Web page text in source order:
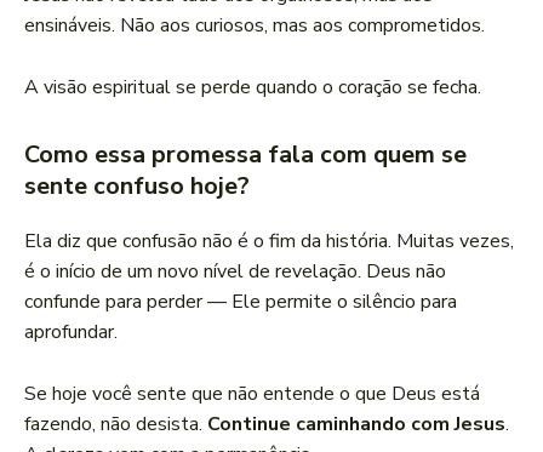
ensináveis. Não aos curiosos, mas aos comprometidos.
A visão espiritual se perde quando o coração se fecha.
Como essa promessa fala com quem se
sente confuso hoje?
Ela diz que confusão não é o fim da história. Muitas vezes,
é o início de um novo nível de revelação. Deus não
confunde para perder — Ele permite o silêncio para
aprofundar.
Se hoje você sente que não entende o que Deus está
fazendo, não desista. Continue caminhando com Jesus.